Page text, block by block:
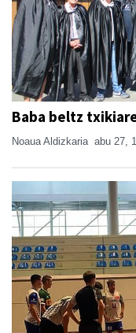
Baba beltz
Noaua Aldizkaria abu 27,